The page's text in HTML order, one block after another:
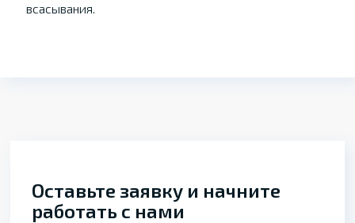
всасывания.
Оставьте заявку и начните
работать с нами